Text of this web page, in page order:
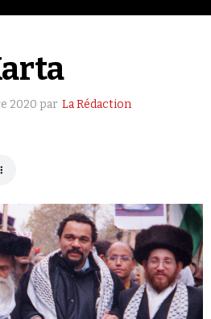
un don
2020 par La Rédaction